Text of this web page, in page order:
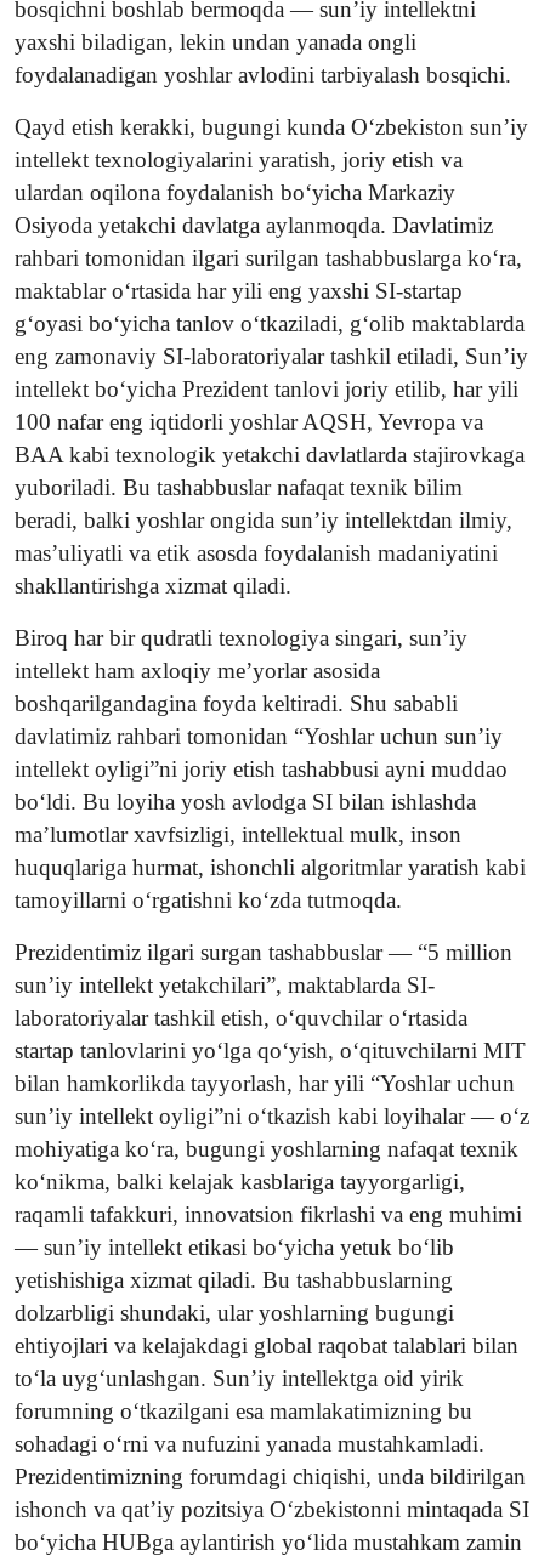
bosqichni boshlab bermoqda — sun’iy intellektni
yaxshi biladigan, lekin undan yanada ongli
foydalanadigan yoshlar avlodini tarbiyalash bosqichi.
Qayd etish kerakki, bugungi kunda O‘zbekiston sun’iy
intellekt texnologiyalarini yaratish, joriy etish va
ulardan oqilona foydalanish bo‘yicha Markaziy
Osiyoda yetakchi davlatga aylanmoqda. Davlatimiz
rahbari tomonidan ilgari surilgan tashabbuslarga ko‘ra,
maktablar o‘rtasida har yili eng yaxshi SI-startap
g‘oyasi bo‘yicha tanlov o‘tkaziladi, g‘olib maktablarda
eng zamonaviy SI-laboratoriyalar tashkil etiladi, Sun’iy
intellekt bo‘yicha Prezident tanlovi joriy etilib, har yili
100 nafar eng iqtidorli yoshlar AQSH, Yevropa va
BAA kabi texnologik yetakchi davlatlarda stajirovkaga
yuboriladi. Bu tashabbuslar nafaqat texnik bilim
beradi, balki yoshlar ongida sun’iy intellektdan ilmiy,
mas’uliyatli va etik asosda foydalanish madaniyatini
shakllantirishga xizmat qiladi.
Biroq har bir qudratli texnologiya singari, sun’iy
intellekt ham axloqiy me’yorlar asosida
boshqarilgandagina foyda keltiradi. Shu sababli
davlatimiz rahbari tomonidan “Yoshlar uchun sun’iy
intellekt oyligi”ni joriy etish tashabbusi ayni muddao
bo‘ldi. Bu loyiha yosh avlodga SI bilan ishlashda
ma’lumotlar xavfsizligi, intellektual mulk, inson
huquqlariga hurmat, ishonchli algoritmlar yaratish kabi
tamoyillarni o‘rgatishni ko‘zda tutmoqda.
Prezidentimiz ilgari surgan tashabbuslar — “5 million
sun’iy intellekt yetakchilari”, maktablarda SI-
laboratoriyalar tashkil etish, o‘quvchilar o‘rtasida
startap tanlovlarini yo‘lga qo‘yish, o‘qituvchilarni MIT
bilan hamkorlikda tayyorlash, har yili “Yoshlar uchun
sun’iy intellekt oyligi”ni o‘tkazish kabi loyihalar — o‘z
mohiyatiga ko‘ra, bugungi yoshlarning nafaqat texnik
ko‘nikma, balki kelajak kasblariga tayyorgarligi,
raqamli tafakkuri, innovatsion fikrlashi va eng muhimi
— sun’iy intellekt etikasi bo‘yicha yetuk bo‘lib
yetishishiga xizmat qiladi. Bu tashabbuslarning
dolzarbligi shundaki, ular yoshlarning bugungi
ehtiyojlari va kelajakdagi global raqobat talablari bilan
to‘la uyg‘unlashgan. Sun’iy intellektga oid yirik
forumning o‘tkazilgani esa mamlakatimizning bu
sohadagi o‘rni va nufuzini yanada mustahkamladi.
Prezidentimizning forumdagi chiqishi, unda bildirilgan
ishonch va qat’iy pozitsiya O‘zbekistonni mintaqada SI
bo‘yicha HUBga aylantirish yo‘lida mustahkam zamin